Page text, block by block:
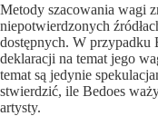
Metody szacowania wagi
niepotwierdzonych
dostępnych. W przypadku
deklaracji na temat jego
temat są jedynie
stwierdzić, ile Bedoes
artysty.